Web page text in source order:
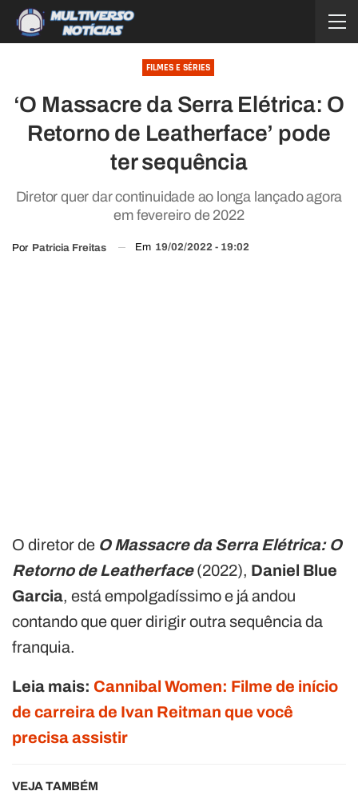
FILMES E SÉRIES
‘O Massacre da Serra Elétrica: O
Retorno de Leatherface’ pode
ter sequência
Diretor quer dar continuidade ao longa lançado agora
em fevereiro de 2022
Por Patricia Freitas Em 19/02/2022 - 19:02
O diretor de O Massacre da Serra Elétrica: O
Retorno de Leatherface(2022), Daniel Blue
Garcia, está empolgadíssimo e já andou
contando que quer dirigir outra sequência da
franquia.
Leia mais: Cannibal Women: Filme de início
de carreira de Ivan Reitman que você
precisa assistir
VEJA TAMBÉM